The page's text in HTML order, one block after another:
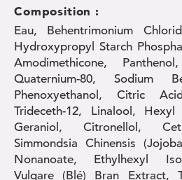
Composition :
Eau, Behentrimonium
Hydroxypropyl Starch
Amodimethicone,
Quaternium-80, Sodium
Phenoxyethanol, Citric
Trideceth-12, Linalool, Hexyl
Geraniol, Citronellol,
Simmondsia Chinensis
Nonanoate, Ethylhexyl
Vulgare (Blé) Bran Extract,